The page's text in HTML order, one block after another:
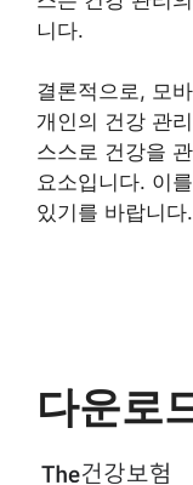
니다.
결론적으로, 모
개인의 건강 관
스스로 건강을
요소입니다. 이
있기를 바랍니다.
다운로